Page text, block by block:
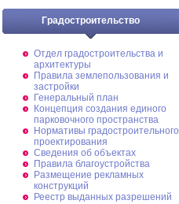
Градостроительство
Отдел градостроительства и
архитектуры
Правила землепользования и
застройки
Генеральный план
Концепция создания единого
парковочного пространства
Нормативы градостроительного
проектирования
Сведения об объектах
Правила благоустройства
Размещение рекламных
конструкций
Реестр выданных разрешений